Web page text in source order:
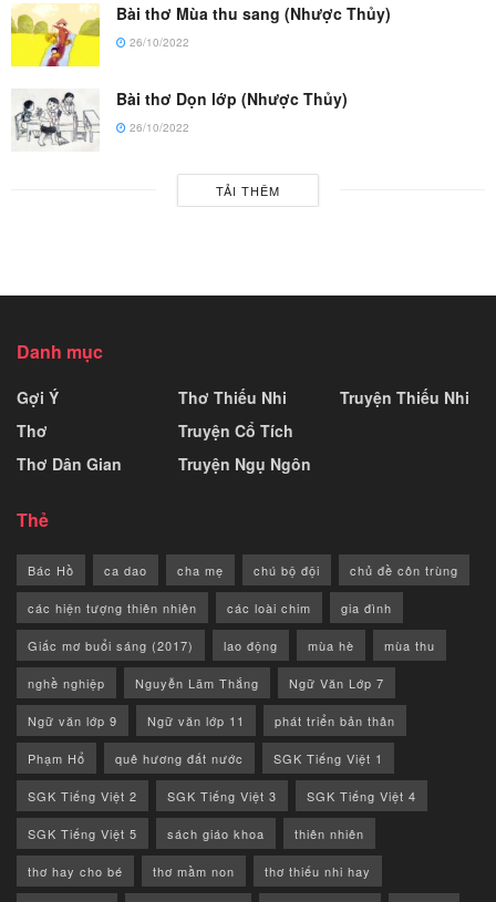
Bài thơ Mùa thu sang (Nhược Thủy)
26/10/2022
Bài thơ Dọn lớp (Nhược Thủy)
26/10/2022
TẢI THÊM
Danh mục
Gợi Ý
Thơ
Thơ Dân Gian
Thơ Thiếu Nhi
Truyện Cổ Tích
Truyện Ngụ Ngôn
Truyện Thiếu Nhi
Thẻ
Bác Hồ ca dao cha mẹ chú bộ đội chủ đề côn trùng
các hiện tượng thiên nhiên các loài chim gia đình
Giấc mơ buổi sáng (2017) lao động mùa hè mùa thu
nghề nghiệp Nguyễn Lãm Thắng Ngữ Văn Lớp 7
Ngữ văn lớp 9 Ngữ văn lớp 11 phát triển bản thân
Phạm Hổ quê hương đất nước SGK Tiếng Việt 1
SGK Tiếng Việt 2 SGK Tiếng Việt 3 SGK Tiếng Việt 4
SGK Tiếng Việt 5 sách giáo khoa thiên nhiên
thơ hay cho bé thơ mầm non thơ thiếu nhi hay